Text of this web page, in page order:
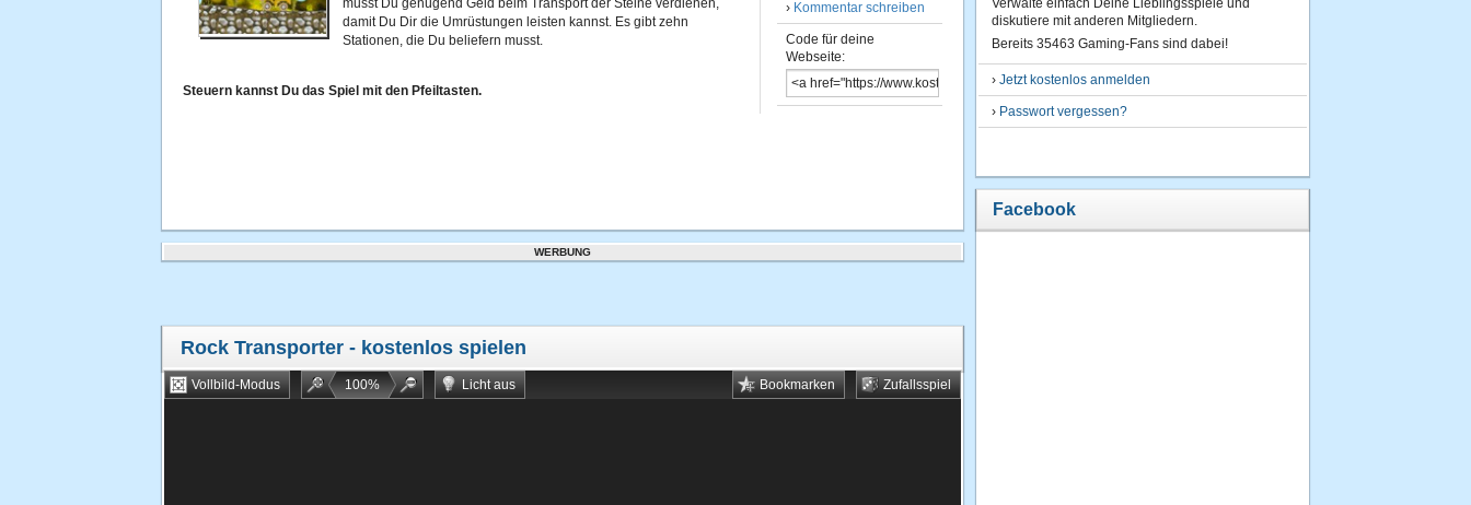
musst Du genügend Geld beim Transport der Steine verdienen,
damit Du Dir die Umrüstungen leisten kannst. Es gibt zehn
Stationen, die Du beliefern musst.
Steuern kannst Du das Spiel mit den Pfeiltasten.
› Kommentar schreiben
Code für deine
Webseite:
WERBUNG
Rock Transporter - kostenlos spielen
Vollbild-Modus 100% Licht aus Zufallsspiel
Bookmarken
Verwalte einfach Deine Lieblingsspiele und
diskutiere mit anderen Mitgliedern.
Bereits 35463 Gaming-Fans sind dabei!
› Jetzt kostenlos anmelden
› Passwort vergessen?
Facebook